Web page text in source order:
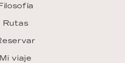
Rutas
Mi viaje